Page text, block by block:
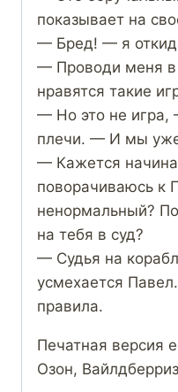
показывает на
— Бред! — я
— Проводи меня в
нравятся такие
— Но это не игра,
плечи. — И мы
— Кажется
поворачиваюсь к
ненормальный?
на тебя в суд?
— Судья на
усмехается
правила.
Печатная версия
Озон, Вайлдберриз